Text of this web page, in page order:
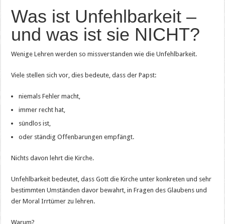
Was ist Unfehlbarkeit –
und was ist sie NICHT?
Wenige Lehren werden so missverstanden wie die Unfehlbarkeit.
Viele stellen sich vor, dies bedeute, dass der Papst:
niemals Fehler macht,
immer recht hat,
sündlos ist,
oder ständig Offenbarungen empfängt.
Nichts davon lehrt die Kirche.
Unfehlbarkeit bedeutet, dass Gott die Kirche unter konkreten und sehr
bestimmten Umständen davor bewahrt, in Fragen des Glaubens und
der Moral Irrtümer zu lehren.
Warum?